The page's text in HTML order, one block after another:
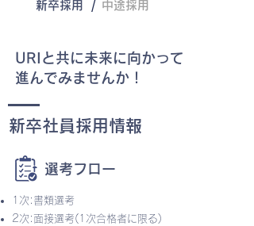
新卒採用 / 中途採用
URIと共に未来に向かって
進んでみませんか！
新卒社員採用情報
選考フロー
1次:書類選考
2次:面接選考(1次合格者に限る)